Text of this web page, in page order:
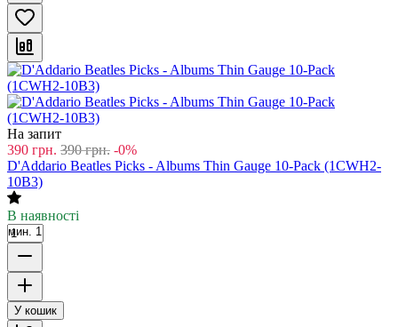
На запит
390 грн. 390 грн. -0%
D'Addario Beatles Picks - Albums Thin Gauge 10-Pack (1CWH2-
10B3)
В наявності
мин. 1
У кошик